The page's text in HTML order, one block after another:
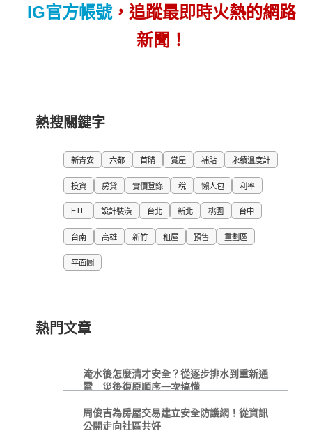
IG官方帳號，追蹤最即時火熱的網路
新聞！
熱搜關鍵字
新青安 六都 首購 賞屋 補貼 永續溫度計
投資 房貸 實價登錄 稅 懶人包 利率
ETF 設計裝潢 台北 新北 桃園 台中
台南 高雄 新竹 租屋 預售 重劃區
平面圖
熱門文章
淹水後怎麼清才安全？從逐步排水到重新通
電 災後復原順序一次搞懂
周俊吉為房屋交易建立安全防護網！從資訊
公開走向社區共好